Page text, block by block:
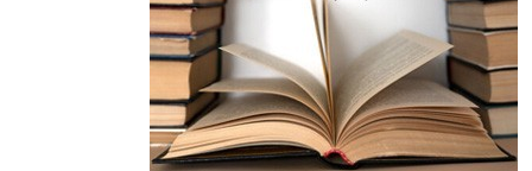
- هل تعلم أن المرجان إفراز حيواني يتكون في البحر ويتركب
من مادة كربونات الكلسيوم، وهو أحمر أو شديد الحمرة وهو
أجود أنواعه، ويمتاز بكبر الحجم ويسمى الش